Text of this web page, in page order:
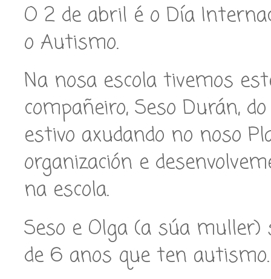
O 2 de abril é o Día
o Autismo.
Na nosa escola tivemos
compañeiro, Seso Durán,
estivo axudando no noso
organización e
na escola.
Seso e Olga (a súa
de 6 anos que ten autismo.